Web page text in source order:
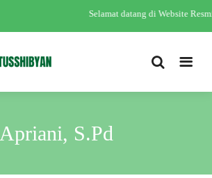
Selamat datang di Website
Apriani, S.Pd